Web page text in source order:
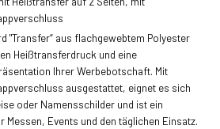
"Transfer“ aus flachgewebtem Polyester
Heißtransferdruck und eine
Ihrer Werbebotschaft. Mit
ausgestattet, eignet es sich
oder Namensschilder und ist ein
Events und den täglichen Einsatz.